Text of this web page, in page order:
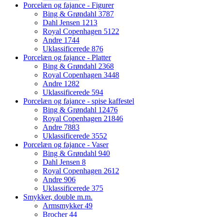
Porcelæn og fajance - Figurer
Bing & Grøndahl 3787
Dahl Jensen 1213
Royal Copenhagen 5122
Andre 1744
Uklassificerede 876
Porcelæn og fajance - Platter
Bing & Grøndahl 2368
Royal Copenhagen 3448
Andre 1282
Uklassificerede 594
Porcelæn og fajance - spise kaffestel
Bing & Grøndahl 12476
Royal Copenhagen 21846
Andre 7883
Uklassificerede 3552
Porcelæn og fajance - Vaser
Bing & Grøndahl 940
Dahl Jensen 8
Royal Copenhagen 2612
Andre 906
Uklassificerede 375
Smykker, double m.m.
Armsmykker49
Brocher44